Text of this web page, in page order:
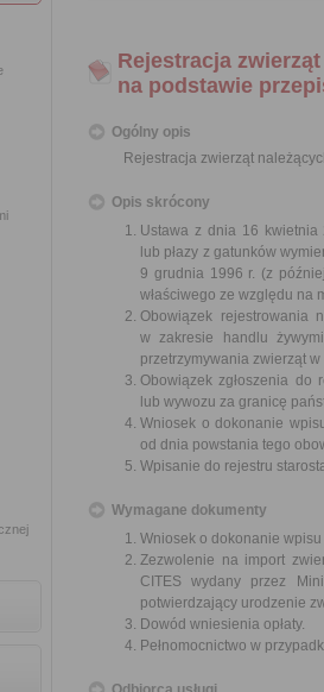
Rejestracja
na podstawie
Ogólny opis
Rejestracja zwierząt
Opis skrócony
Ustawa z dnia 16 kwietnia
lub płazy z gatunków
9 grudnia 1996 r. (z
właściwego ze względu na
Obowiązek rejestrowania
w zakresie handlu
przetrzymywania zwierząt
Obowiązek zgłoszenia
lub wywozu za granicę
Wniosek o dokonanie
od dnia powstania tego
Wpisanie do rejestru
Wymagane dokumenty
Wniosek o dokonanie
Zezwolenie na import
CITES wydany przez
potwierdzający urodzenie
Dowód wniesienia opłaty.
Pełnomocnictwo w